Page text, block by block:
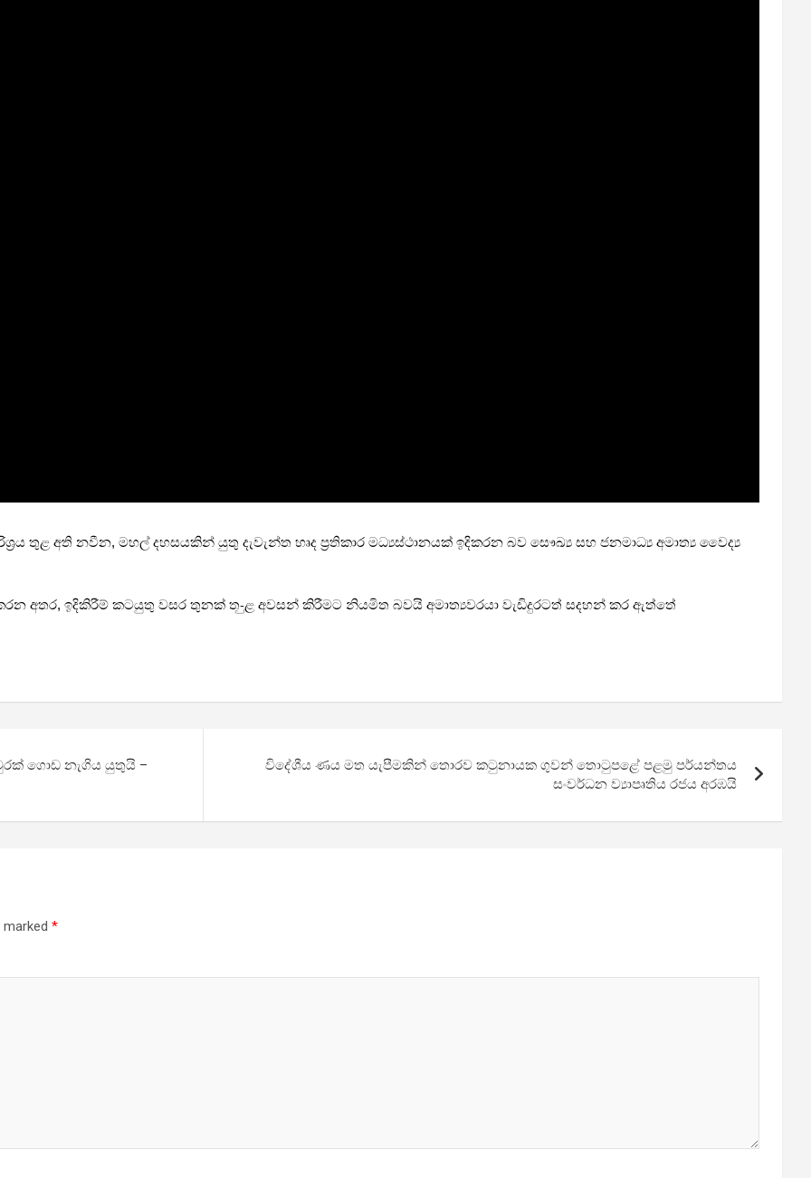
තුළ අති නවීන, මහල් දහසයකින් යුතු දැවැන්ත හෘද ප්‍රතිකාර මධ්‍යස්ථානයක් ඉදිකරන බව සෞඛ්‍ය සහ ජනමාධ්‍ය අමාත්‍ය වෛද්‍ය
කරන අතර, ඉදිකිරීම් කටයුතු වසර තුනක් ත-ුළ අවසන් කිරීමට නියමිත බවයි අමාත්‍යවරයා වැඩිදුරටත් සදහන් කර ඇත්තේ
ගොඩ නැගිය යුතුයි –
විදේශීය ණය මත යැපීමකින් තොරව කටුනායක ගුවන් තොටුපළේ පළමු පර්යන්තය
සංවර්ධන ව්‍යාපෘතිය රජය අරඹයි
marked *